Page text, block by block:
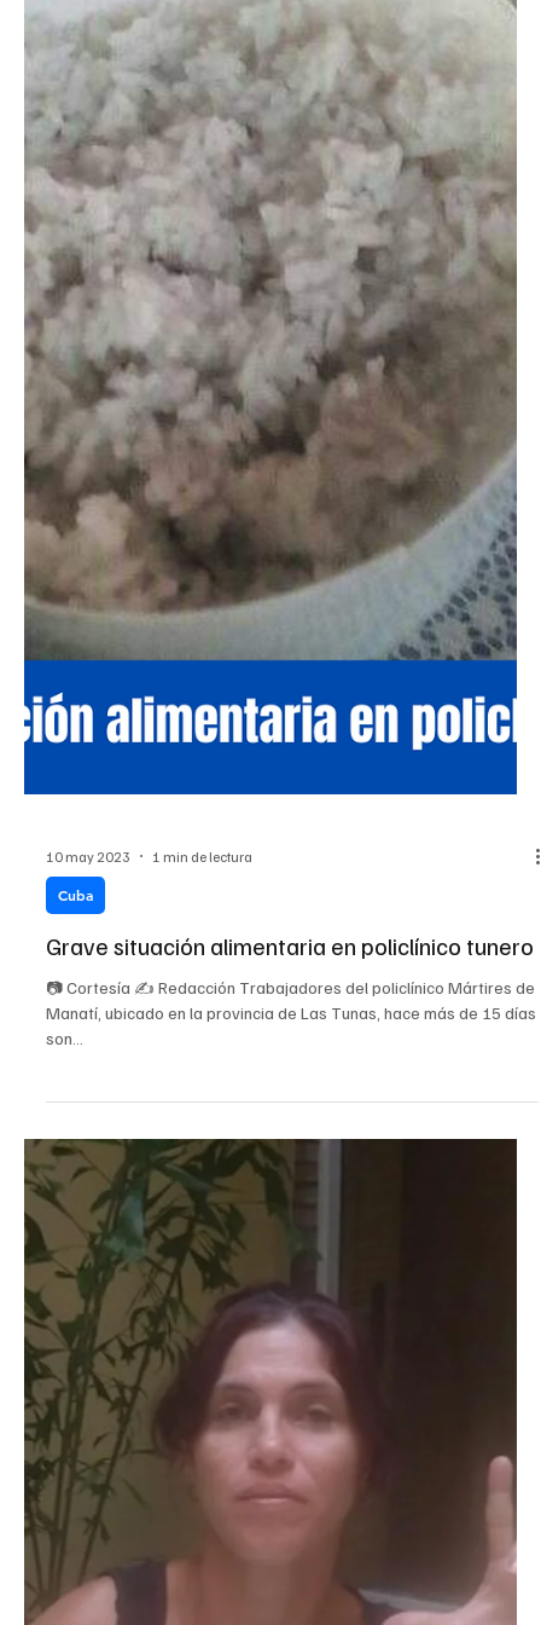
mañana, durante una comparecencia ante medios de
comunicación controlados por el estado cubano, que el régimen
mantiene contactos con el gobierno de Estados Unidos de América
(EUA) y que ese proceso se encuentra en “fases iniciales”. “Es un
proceso largo, estamos en las fases iniciales”, dijo Díaz-Canel.
Según afirmó, en las conversaciones también participa Raúl
Castro
10 may 2023 1 min de lectura
Cuba
Grave situación alimentaria en policlínico tunero
📷 Cortesía ✍️ Redacción Trabajadores del policlínico Mártires de
Manatí, ubicado en la provincia de Las Tunas, hace más de 15 días